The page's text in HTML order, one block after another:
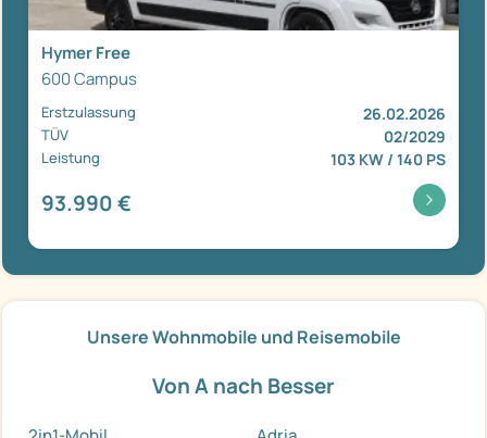
Hymer Free
600 Campus
Erstzulassung 26.02.2026
TÜV 02/2029
Leistung 103 KW / 140 PS
93.990 €
Unsere Wohnmobile und Reisemobile
Von A nach Besser